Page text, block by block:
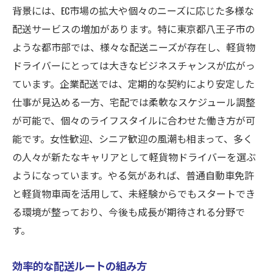
背景には、EC市場の拡大や個々のニーズに応じた多様な
配送サービスの増加があります。特に東京都八王子市の
ような都市部では、様々な配送ニーズが存在し、軽貨物
ドライバーにとっては大きなビジネスチャンスが広がっ
ています。企業配送では、定期的な契約により安定した
仕事が見込める一方、宅配では柔軟なスケジュール調整
が可能で、個々のライフスタイルに合わせた働き方が可
能です。女性歓迎、シニア歓迎の風潮も相まって、多く
の人々が新たなキャリアとして軽貨物ドライバーを選ぶ
ようになっています。やる気があれば、普通自動車免許
と軽貨物車両を活用して、未経験からでもスタートでき
る環境が整っており、今後も成長が期待される分野で
す。
効率的な配送ルートの組み方